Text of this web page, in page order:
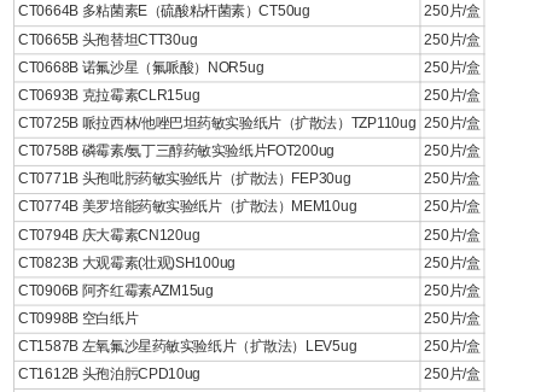
CT0664B 多粘菌素E（硫酸粘杆菌素）CT50ug
250片/盒
CT0665B 头孢替坦CTT30ug
250片/盒
CT0668B 诺氟沙星（氟哌酸）NOR5ug
250片/盒
CT0693B 克拉霉素CLR15ug
250片/盒
CT0725B 哌拉西林/他唑巴坦药敏实验纸片（扩散法）TZP110ug 250片/盒
CT0758B 磷霉素/氨丁三醇药敏实验纸片FOT200ug
250片/盒
CT0771B 头孢吡肟药敏实验纸片（扩散法）FEP30ug
250片/盒
CT0774B 美罗培能药敏实验纸片（扩散法）MEM10ug
250片/盒
CT0794B 庆大霉素CN120ug
250片/盒
CT0823B 大观霉素(壮观)SH100ug
250片/盒
CT0906B 阿齐红霉素AZM15ug
250片/盒
CT0998B 空白纸片
250片/盒
CT1587B 左氧氟沙星药敏实验纸片（扩散法）LEV5ug
250片/盒
CT1612B 头孢泊肟CPD10ug
250片/盒